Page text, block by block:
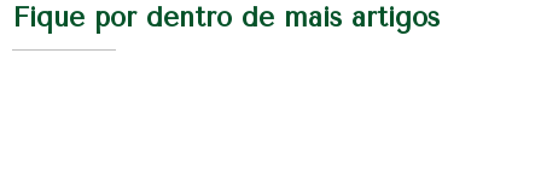
Fique por dentro de mais artigos